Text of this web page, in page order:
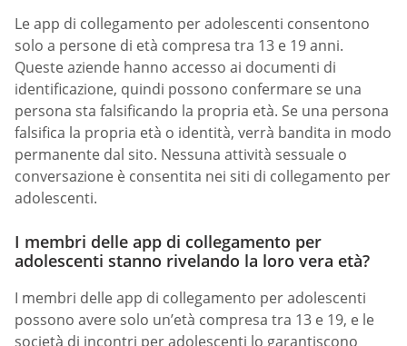
Le app di collegamento per adolescenti consentono
solo a persone di età compresa tra 13 e 19 anni.
Queste aziende hanno accesso ai documenti di
identificazione, quindi possono confermare se una
persona sta falsificando la propria età. Se una persona
falsifica la propria età o identità, verrà bandita in modo
permanente dal sito. Nessuna attività sessuale o
conversazione è consentita nei siti di collegamento per
adolescenti.
I membri delle app di collegamento per
adolescenti stanno rivelando la loro vera età?
I membri delle app di collegamento per adolescenti
possono avere solo un’età compresa tra 13 e 19, e le
società di incontri per adolescenti lo garantiscono